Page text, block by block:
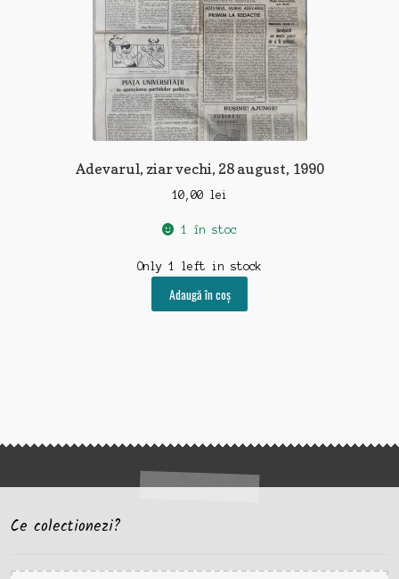
Adevarul, ziar vechi, 28 august, 1990
10,00 lei
1 în stoc
Only 1 left in stock
Adaugă în coș
Ce colectionezi?